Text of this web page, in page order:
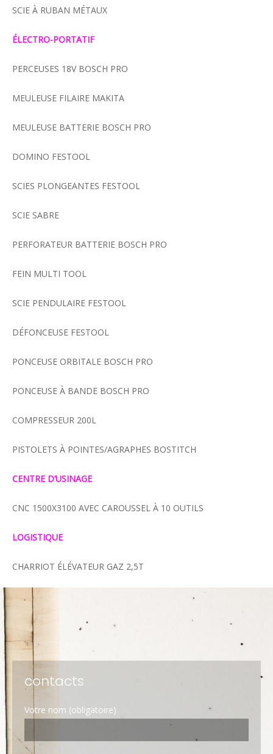
SCIE À RUBAN MÉTAUX
ÉLECTRO-PORTATIF
PERCEUSES 18V BOSCH PRO
MEULEUSE FILAIRE MAKITA
MEULEUSE BATTERIE BOSCH PRO
DOMINO FESTOOL
SCIES PLONGEANTES FESTOOL
SCIE SABRE
PERFORATEUR BATTERIE BOSCH PRO
FEIN MULTI TOOL
SCIE PENDULAIRE FESTOOL
DÉFONCEUSE FESTOOL
PONCEUSE ORBITALE BOSCH PRO
PONCEUSE À BANDE BOSCH PRO
COMPRESSEUR 200L
PISTOLETS À POINTES/AGRAPHES BOSTITCH
CENTRE D’USINAGE
CNC 1500X3100 AVEC CAROUSSEL À 10 OUTILS
LOGISTIQUE
CHARRIOT ÉLÉVATEUR GAZ 2,5T
contacts
Votre nom (obligatoire)